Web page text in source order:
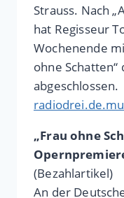
Strauss. Nach
hat Regisseur
Wochenende
ohne Schatten“
abgeschlossen.
„Frau ohne
(Bezahlartikel)
An der